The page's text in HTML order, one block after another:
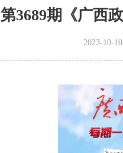
第3689期《广西
2023-10-